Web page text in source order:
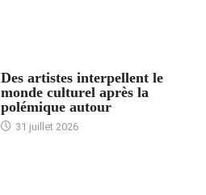
Des artistes interpellent le
monde culturel après la
polémique autour
31 juillet 2026